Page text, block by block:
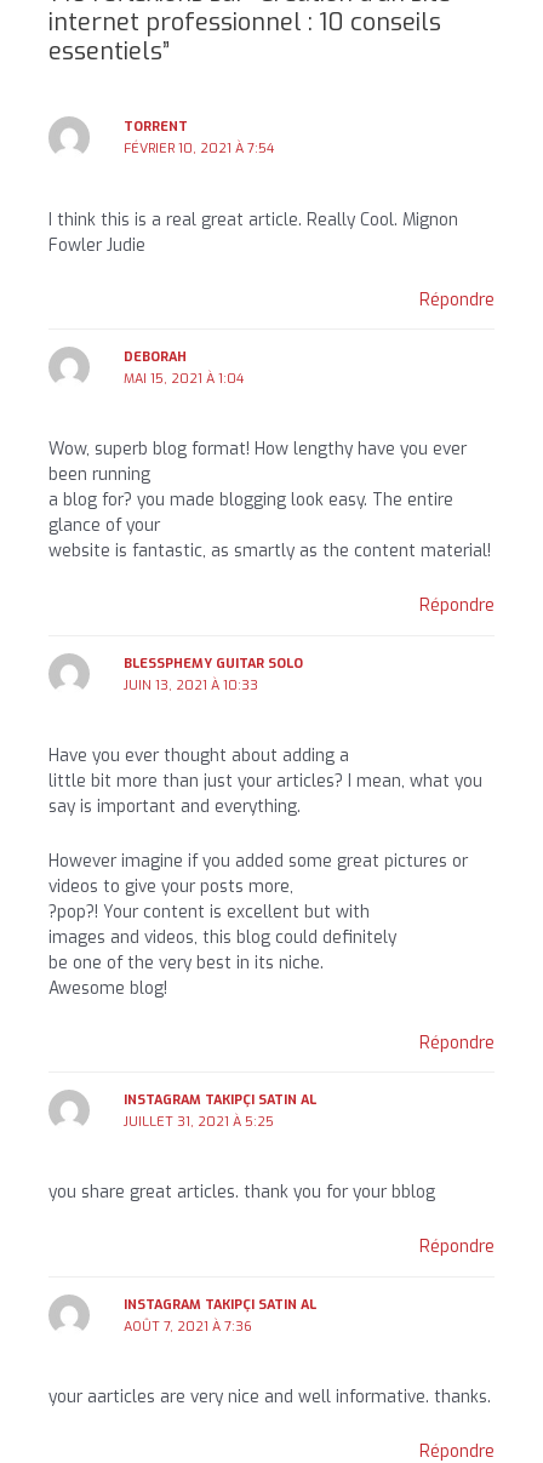
internet professionnel : 10 conseils
essentiels”
TORRENT
FÉVRIER 10, 2021 À 7:54
I think this is a real great article. Really Cool. Mignon
Fowler Judie
Répondre
DEBORAH
MAI 15, 2021 À 1:04
Wow, superb blog format! How lengthy have you ever
been running
a blog for? you made blogging look easy. The entire
glance of your
website is fantastic, as smartly as the content material!
Répondre
BLESSPHEMY GUITAR SOLO
JUIN 13, 2021 À 10:33
Have you ever thought about adding a
little bit more than just your articles? I mean, what you
say is important and everything.
However imagine if you added some great pictures or
videos to give your posts more,
?pop?! Your content is excellent but with
images and videos, this blog could definitely
be one of the very best in its niche.
Awesome blog!
Répondre
INSTAGRAM TAKIPÇI SATIN AL
JUILLET 31, 2021 À 5:25
you share great articles. thank you for your bblog
Répondre
INSTAGRAM TAKIPÇI SATIN AL
AOÛT 7, 2021 À 7:36
your aarticles are very nice and well informative. thanks.
Répondre